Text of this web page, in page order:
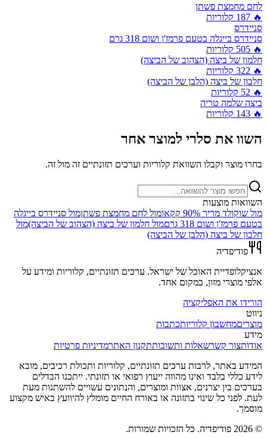
לחם מחמצת פשתן
🔥
187 קלוריות
סניידרס
סניידרס בייגלה בטעם פרמז'ן ושום 318 גרם
🔥
505 קלוריות
חלמון של ביצה (הצהוב של הביצה)
🔥
322 קלוריות
חלבון של ביצה (הלבן של הביצה)
🔥
52 קלוריות
ביצה שלמה טריה
🔥
143 קלוריות
השוו את סלרי למוצר אחר
בחרו מוצר וקבלו השוואת קלוריות וערכים תזונתיים זה מול זה.
השוואות מוצעות
מול שוקולד מריר 90% קקאו מול לחם מחמצת פשתןמול סניידרס בייגלה
בטעם פרמז'ן ושום 318 גרם
מול חלמון של ביצה (הצהוב של הביצה)מול
חלבון של ביצה (הלבן של הביצה)
פודיפדיה
אנציקלופדיית האוכל של ישראל. ערכים תזונתיים, קלוריות ומידע על
אלפי מוצרי מזון, במקום אחד.
הורידו את האפליקציה
ניווט
מוצריםמחשבון קלוריותכתבות
מידע
אודותצור קשרשאלות ותשובותתקנון האתרמדיניות פרטיות
המידע באתר, לרבות ערכים תזונתיים, קלוריות ותכולת רכיבים, מובא
לידע כללי בלבד ואינו מהווה ייעוץ רפואי או תזונתי. ייתכנו הבדלים
בערכים בין יצרנים, אצוות ומוצרים, והנתונים עשויים להשתנות מעת
לעת. לפני כל שינוי בתזונה או באורח החיים מומלץ להיוועץ באיש מקצוע
מוסמך.
©
2026 פודיפדיה. כל הזכויות שמורות.